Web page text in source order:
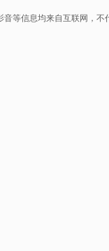
等信息均来自互联网，